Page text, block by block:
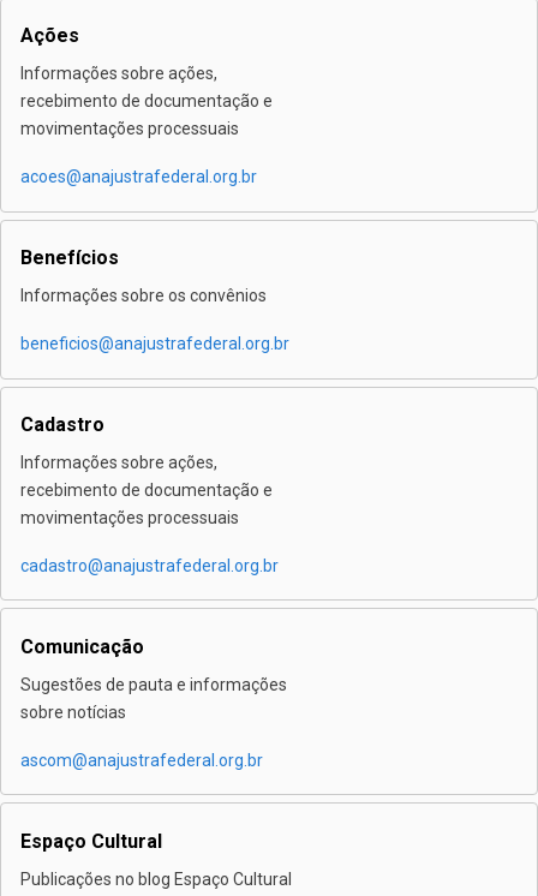
Ações
Informações sobre ações,
recebimento de documentação e
movimentações processuais
acoes@anajustrafederal.org.br
Benefícios
Informações sobre os convênios
beneficios@anajustrafederal.org.br
Cadastro
Informações sobre ações,
recebimento de documentação e
movimentações processuais
cadastro@anajustrafederal.org.br
Comunicação
Sugestões de pauta e informações
sobre notícias
ascom@anajustrafederal.org.br
Espaço Cultural
Publicações no blog Espaço Cultural